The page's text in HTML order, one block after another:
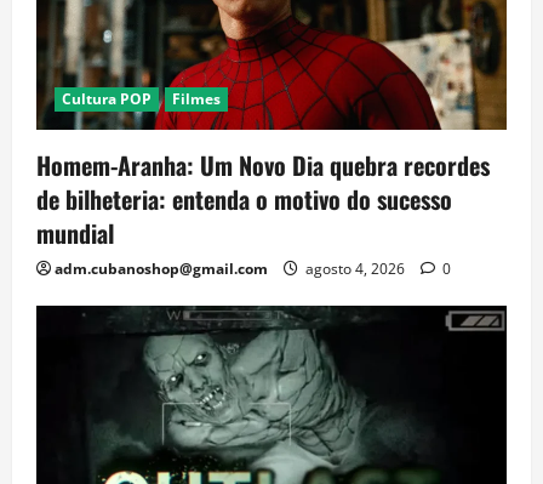
Cultura POP Filmes
Homem-Aranha: Um Novo Dia quebra recordes
de bilheteria: entenda o motivo do sucesso
mundial
adm.cubanoshop@gmail.com agosto 4, 2026 0